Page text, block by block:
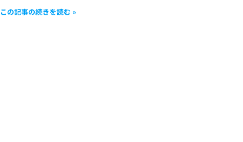
この記事の続きを読む »